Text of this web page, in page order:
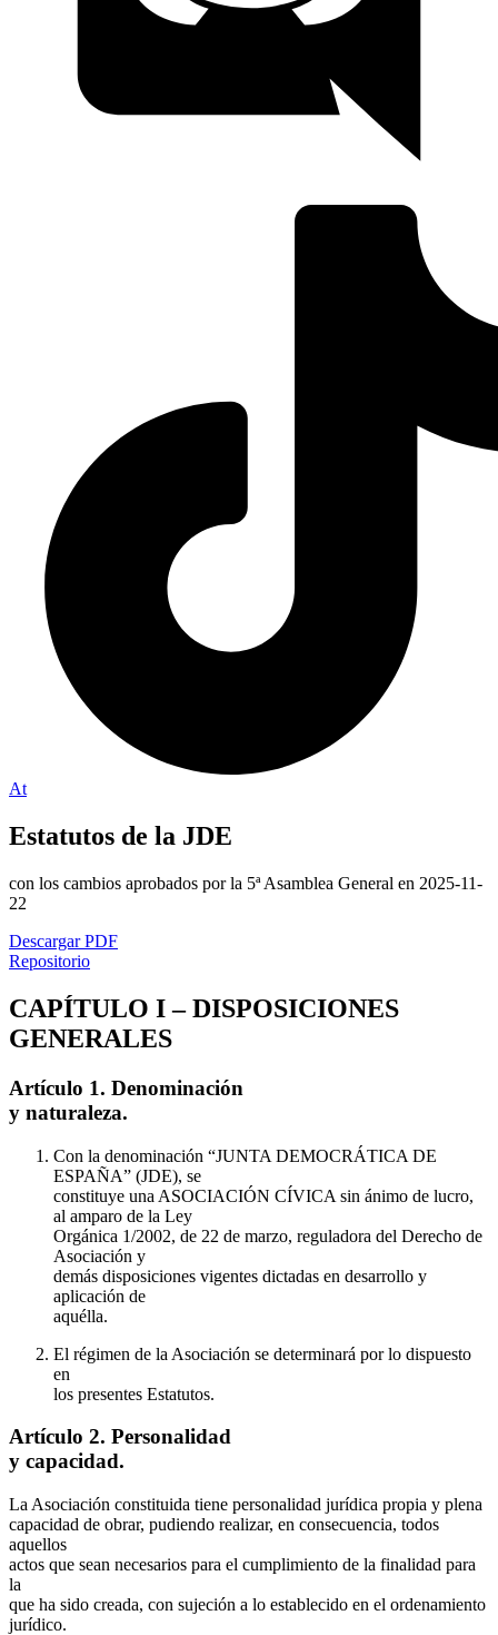
At
Estatutos de la JDE
con los cambios aprobados por la 5ª Asamblea General en 2025-11-
22
Descargar PDF
Repositorio
CAPÍTULO I – DISPOSICIONES
GENERALES
Artículo 1. Denominación
y naturaleza.
Con la denominación “JUNTA DEMOCRÁTICA DE
ESPAÑA” (JDE), se
constituye una ASOCIACIÓN CÍVICA sin ánimo de lucro,
al amparo de la Ley
Orgánica 1/2002, de 22 de marzo, reguladora del Derecho de
Asociación y
demás disposiciones vigentes dictadas en desarrollo y
aplicación de
aquélla.
El régimen de la Asociación se determinará por lo dispuesto
en
los presentes Estatutos.
Artículo 2. Personalidad
y capacidad.
La Asociación constituida tiene personalidad jurídica propia y plena
capacidad de obrar, pudiendo realizar, en consecuencia, todos
aquellos
actos que sean necesarios para el cumplimiento de la finalidad para
la
que ha sido creada, con sujeción a lo establecido en el ordenamiento
jurídico.